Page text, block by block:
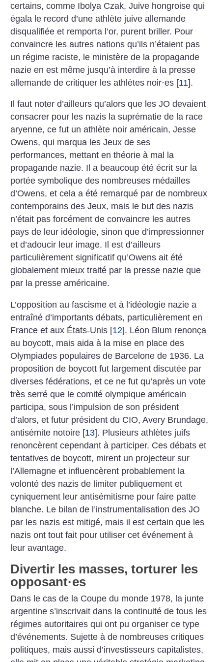
certains, comme Ibolya Czak, Juive hongroise qui
égala le record d’une athlète juive allemande
disqualifiée et remporta l’or, purent briller. Pour
convaincre les autres nations qu’ils n’étaient pas
un régime raciste, le ministère de la propagande
nazie en est même jusqu’à interdire à la presse
allemande de critiquer les athlètes noir·es [11].
Il faut noter d’ailleurs qu’alors que les JO devaient
consacrer pour les nazis la suprématie de la race
aryenne, ce fut un athlète noir américain, Jesse
Owens, qui marqua les Jeux de ses
performances, mettant en théorie à mal la
propagande nazie. Il a beaucoup été écrit sur la
portée symbolique des nombreuses médailles
d’Owens, et cela a été remarqué par de nombreux
contemporains des Jeux, mais le but des nazis
n’était pas forcément de convaincre les autres
pays de leur idéologie, sinon que d’impressionner
et d’adoucir leur image. Il est d’ailleurs
particulièrement significatif qu’Owens ait été
globalement mieux traité par la presse nazie que
par la presse américaine.
L’opposition au fascisme et à l’idéologie nazie a
entraîné d’importants débats, particulièrement en
France et aux États-Unis [12]. Léon Blum renonça
au boycott, mais aida à la mise en place des
Olympiades populaires de Barcelone de 1936. La
proposition de boycott fut largement discutée par
diverses fédérations, et ce ne fut qu’après un vote
très serré que le comité olympique américain
participa, sous l’impulsion de son président
d’alors, et futur président du CIO, Avery Brundage,
antisémite notoire [13]. Plusieurs athlètes juifs
renoncèrent cependant à participer. Ces débats et
tentatives de boycott, mirent un projecteur sur
l’Allemagne et influencèrent probablement la
volonté des nazis de limiter publiquement et
cyniquement leur antisémitisme pour faire patte
blanche. Le bilan de l’instrumentalisation des JO
par les nazis est mitigé, mais il est certain que les
nazis ont tout fait pour utiliser cet événement à
leur avantage.
Divertir les masses, torturer les
opposant·es
Dans le cas de la Coupe du monde 1978, la junte
argentine s’inscrivait dans la continuité de tous les
régimes autoritaires qui ont pu organiser ce type
d’événements. Sujette à de nombreuses critiques
politiques, mais aussi d’investisseurs capitalistes,